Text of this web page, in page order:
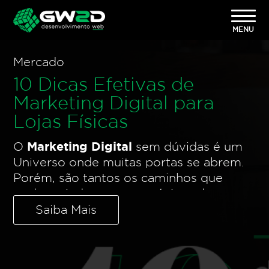
Mercado
10 Dicas Efetivas de
Marketing Digital para
Lojas Físicas
O Marketing Digital sem dúvidas é um
Universo onde muitas portas se abrem.
Porém, são tantos os caminhos que
podem ajudar o seu negócio a alcançar
mais resultados através dele, que muitas
vezes acaba parecendo um
Saiba Mais